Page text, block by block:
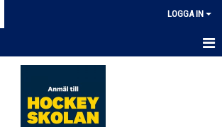
LOGGA IN